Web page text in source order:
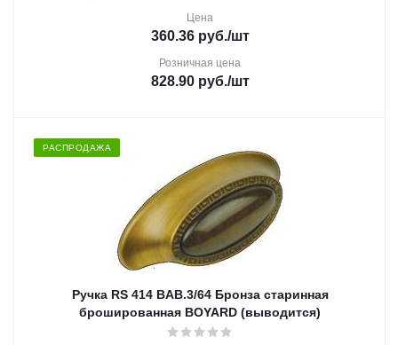
Цена
360.36руб./шт
Розничная цена
828.90руб./шт
РАСПРОДАЖА
Ручка RS 414 ВAВ.3/64 Бронза старинная
брошированная BOYARD (выводится)